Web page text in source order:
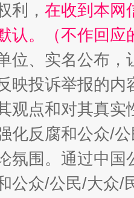
利， 在收到本网
认。（不作回应
位、实名公布
映投诉举报的
观点和对其真实
化反腐和公众/
氛围。通过中
公众/公民/大众/